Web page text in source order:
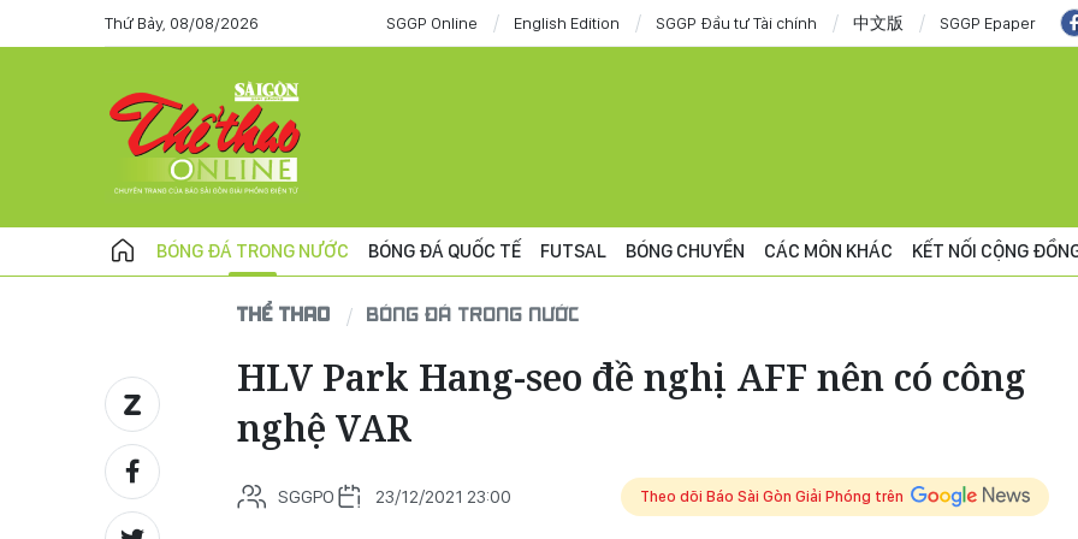
Thứ Bảy, 08/08/2026 SGGP Online English Edition SGGP Đầu tư Tài chính 中文版 SGGP Epaper
BÓNG ĐÁ TRONG NƯỚC BÓNG ĐÁ QUỐC TẾ FUTSAL BÓNG CHUYỀN CÁC MÔN KHÁC KẾT NỐI CỘNG
THỂ THAO BÓNG ĐÁ TRONG NƯỚC
HLV Park Hang-seo đề nghị AFF nên có công
nghệ VAR
SGGPO 23/12/2021 23:00 Theo dõi Báo Sài Gòn Giải Phóng trên